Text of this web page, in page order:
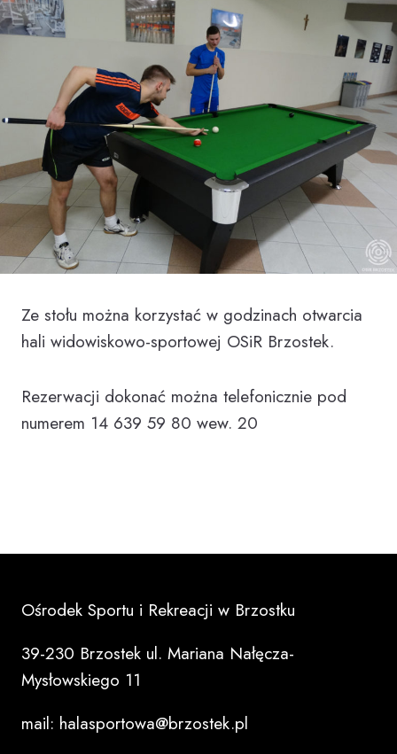
Ze stołu można korzystać w godzinach otwarcia
hali widowiskowo-sportowej OSiR Brzostek.
Rezerwacji dokonać można telefonicznie pod
numerem 14 639 59 80 wew. 20
Ośrodek Sportu i Rekreacji w Brzostku
39-230 Brzostek ul. Mariana Nałęcza-
Mysłowskiego 11
mail: halasportowa@brzostek.pl